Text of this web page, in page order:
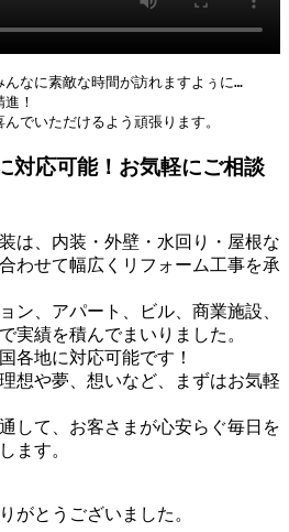
なに素敵な時間が訪れますよぅに…
！
でいただけるよう頑張ります。
対応可能！お気軽にご相談
は、内装・外壁・水回り・屋根な
わせて幅広くリフォーム工事を承
ン、アパート、ビル、商業施設、
実績を積んでまいりました。
各地に対応可能です！
想や夢、想いなど、まずはお気軽
して、お客さまが心安らぐ毎日を
ます。
がとうございました。